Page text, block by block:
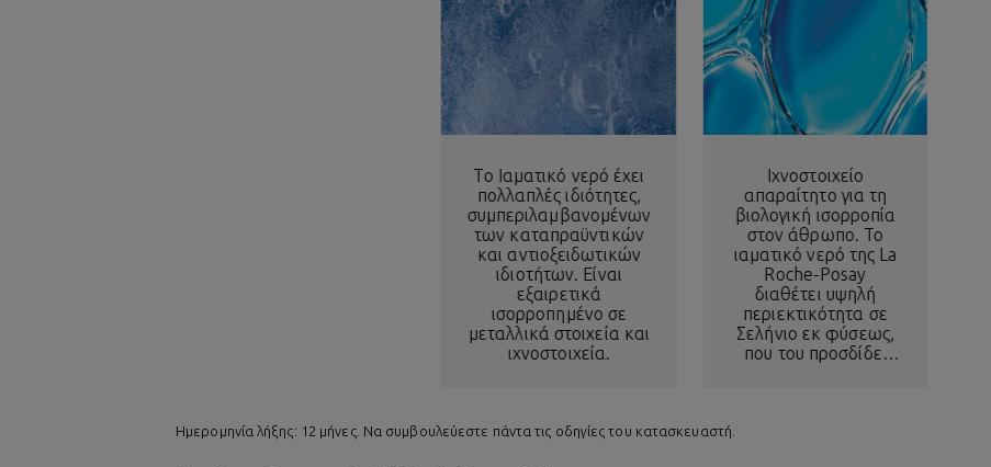
Το Ιαματικό νερό έχει
πολλαπλές ιδιότητες,
συμπεριλαμβανομένων
των καταπραϋντικών
και αντιοξειδωτικών
ιδιοτήτων. Είναι
εξαιρετικά
ισορροπημένο σε
μεταλλικά στοιχεία και
ιχνοστοιχεία.
Ιχνοστοιχείο
απαραίτητο για τη
βιολογική ισορροπία
στον άθρωπο. Το
ιαματικό νερό της La
Roche-Posay
διαθέτει υψηλή
περιεκτικότητα σε
Σελήνιο εκ φύσεως,
που του προσδίδει
Ημερομηνία λήξης: 12 μήνες. Να συμβουλεύεστε πάντα τις οδηγίες του κατασκευαστή.